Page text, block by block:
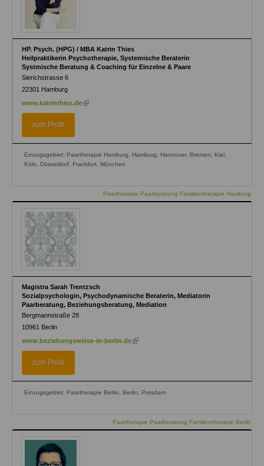
HP. Psych. (HPG) / MBA Katrin Thies
Heilpraktikerin Psychotherapie, Systemische Beraterin
Systmische Beratung & Coaching für Einzelne & Paare
Sierichstrasse 6
22301
Hamburg
www.katrinthies.de (link
zum Profil
Einzugsgebiet: Paartherapie Hamburg, Hamburg, Hannover, Bremen, Kiel,
Köln, Düsseldorf, Frankfurt, München
Paartherapie Paarberatung Familientherapie Hamburg
Magistra Sarah Trentzsch
Sozialpsychologin, Psychodynamische Beraterin, Mediatorin
Paarberatung, Beziehungsberatung, Mediation
Bergmannstraße 28
10961 Berlin
www.beziehungsweise-in-berlin.de (link
zum Profil
Einzugsgebiet: Paartherapie Berlin, Berlin, Potsdam
Paartherapie Paarberatung Familientherapie Berlin